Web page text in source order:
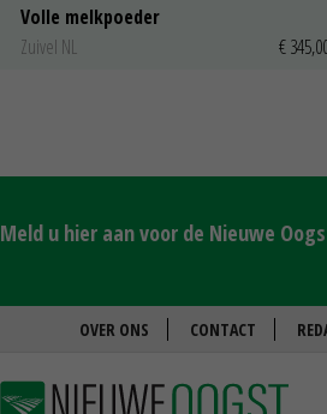
Volle melkpoeder
Zuivel NL
€
Meld u hier aan voor de Nieuwe
OVER ONS CONTACT